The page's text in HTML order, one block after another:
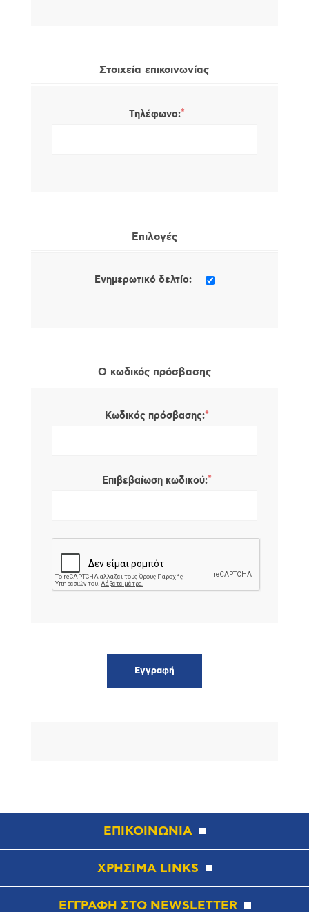
Στοιχεία επικοινωνίας
Τηλέφωνο:*
Επιλογές
Ενημερωτικό δελτίο:
Ο κωδικός πρόσβασης
Κωδικός πρόσβασης:*
Επιβεβαίωση κωδικού:*
ΕΠΙΚΟΙΝΩΝΙΑ
ΧΡΗΣΙΜΑ LINKS
ΕΓΓΡΑΦΗ ΣΤΟ NEWSLETTER